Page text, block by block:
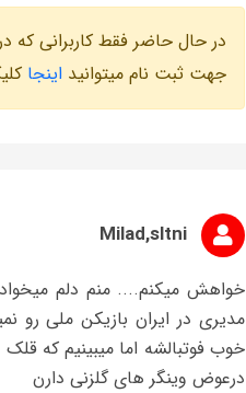
در حال حاضر فقط کاربرانی که
جهت ثبت نام میتوانید اینجا
Milad,sltni
مدیری در ایران بازیکن ملی رو
خوب فوتبالشه اما میبینیم که
درعوض وینگر های گلزنی دارن